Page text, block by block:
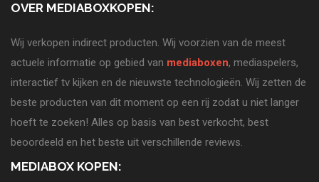
OVER MEDIABOXKOPEN:
Wij verkopen indirect producten. Wij voorzien van de meest
actuele informatie op gebied van mediaboxen, mediaspelers,
interactief tv kijken en de nieuwste technologieën. Wij zetten de
beste producten van dit moment op een rij zodat u niet langer
hoeft te zoeken! Alles op basis van best verkocht, best
beoordeeld en het beste uit verschillende reviews.
MEDIABOX KOPEN: